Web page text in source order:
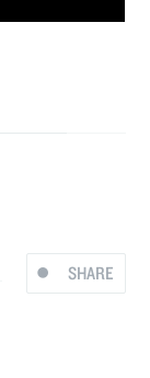
SHARE